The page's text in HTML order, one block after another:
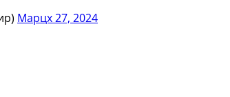
Марцх 27, 2024